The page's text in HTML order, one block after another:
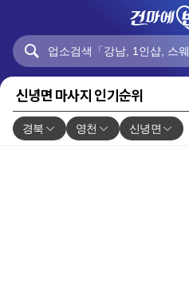
신녕면 마사지 인기순위
경북 영천 신녕면